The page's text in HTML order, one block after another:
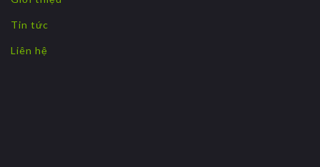
Tin tức
Liên hệ